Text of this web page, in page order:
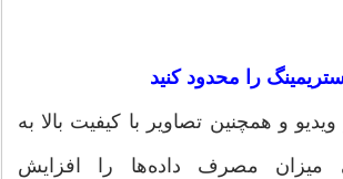
و همچنین تصاویر با کیفیت بالا به
مصرف داده‌ها را افزایش